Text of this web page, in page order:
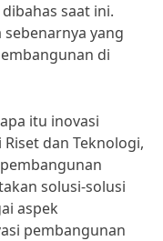
saat ini.
sebenarnya yang
di
itu inovasi
dan Teknologi,
solusi-solusi
aspek
pembangunan